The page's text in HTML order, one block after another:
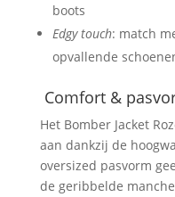
boots
Edgy touch: match
opvallende
Comfort &
Het Bomber Jacket
aan dankzij de
oversized pasvorm
de geribbelde